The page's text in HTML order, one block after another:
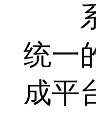
系
统一
成平